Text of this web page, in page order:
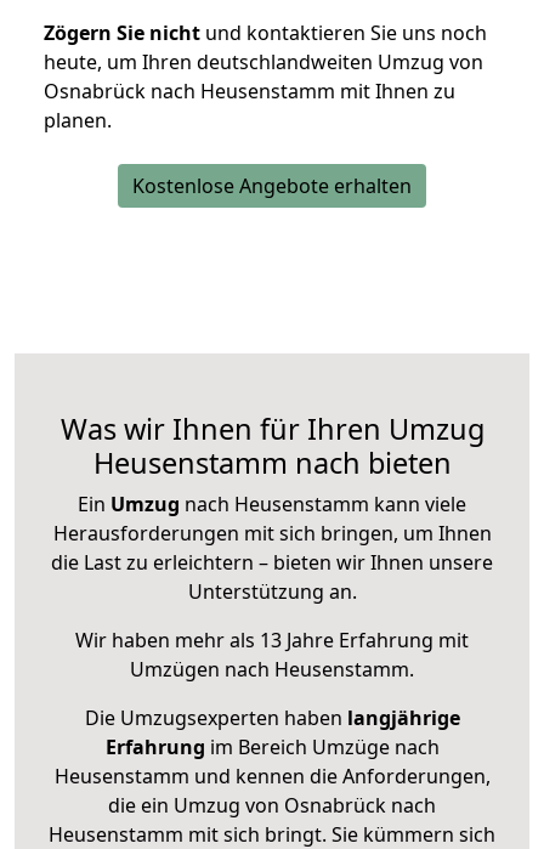
Zögern Sie nicht und kontaktieren Sie uns noch
heute, um Ihren deutschlandweiten Umzug von
Osnabrück nach Heusenstamm mit Ihnen zu
planen.
Kostenlose Angebote erhalten
Was wir Ihnen für Ihren Umzug
Heusenstamm nach bieten
Ein Umzug nach Heusenstamm kann viele
Herausforderungen mit sich bringen, um Ihnen
die Last zu erleichtern – bieten wir Ihnen unsere
Unterstützung an.
Wir haben mehr als 13 Jahre Erfahrung mit
Umzügen nach Heusenstamm.
Die Umzugsexperten haben langjährige
Erfahrung im Bereich Umzüge nach
Heusenstamm und kennen die Anforderungen,
die ein Umzug von Osnabrück nach
Heusenstamm mit sich bringt. Sie kümmern sich